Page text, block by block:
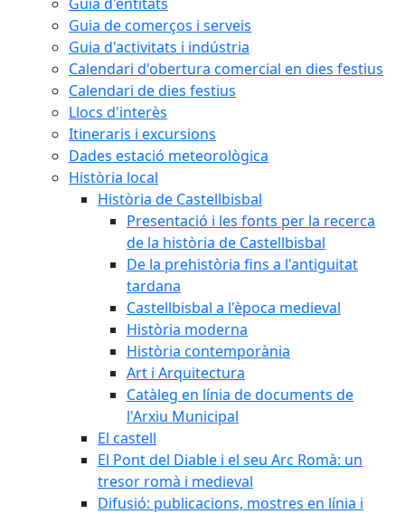
Guia de comerços i serveis
Guia d'activitats i indústria
Calendari d'obertura comercial en dies festius
Calendari de dies festius
Llocs d'interès
Itineraris i excursions
Dades estació meteorològica
Història local
Història de Castellbisbal
Presentació i les fonts per la recerca
de la història de Castellbisbal
De la prehistòria fins a l'antiguitat
tardana
Castellbisbal a l'època medieval
Història moderna
Història contemporània
Art i Arquitectura
Catàleg en línia de documents de
l'Arxiu Municipal
El castell
El Pont del Diable i el seu Arc Romà: un
tresor romà i medieval
Difusió: publicacions, mostres en línia i